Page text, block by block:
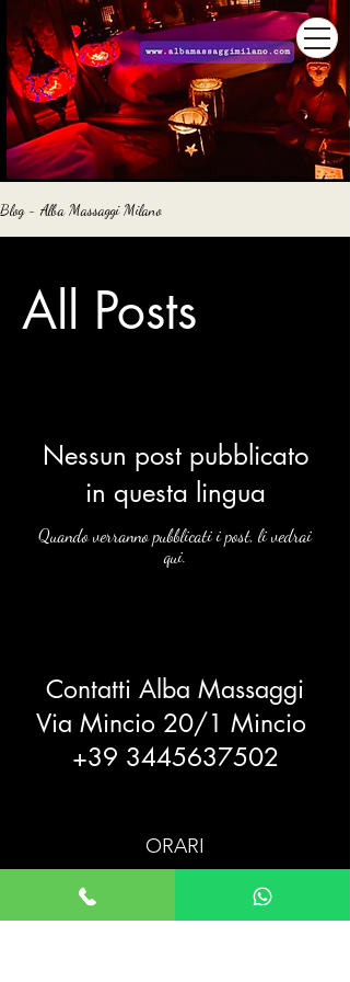
Blog - Alba Massaggi Milano
All Posts
Nessun post pubblicato
in questa lingua
Quando verranno pubblicati i post, li vedrai
qui.
Contatti Alba Massaggi
Via Mincio 20/1 Mincio
+39 3445637502
ORARI
Lunedì dalle 10:00 alle 20:00
Martedì dalle 10:00 alle 20:00